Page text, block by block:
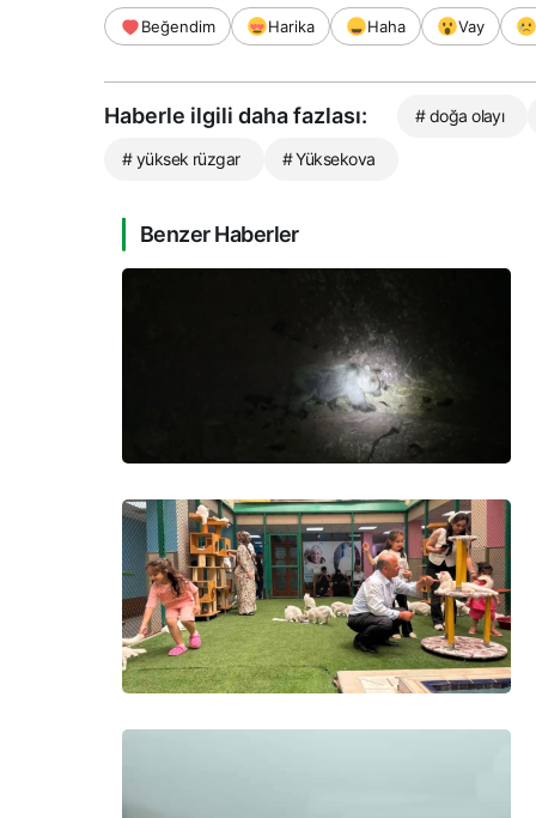
Beğendim Harika Haha Vay
Haberle ilgili daha fazlası: # doğa olayı
# yüksek rüzgar # Yüksekova
Benzer Haberler